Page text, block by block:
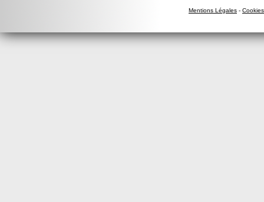
Mentions Légales - Cookies